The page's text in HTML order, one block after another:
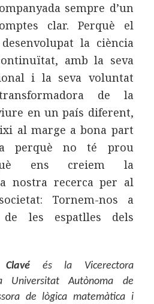
sempre d’un
clar. Perquè el
la ciència
amb la seva
i la seva voluntat
de la
en un país diferent,
al marge a bona part
perquè no té prou
ens creiem la
nostra recerca per al
Tornem-nos a
les espatlles dels
és la Vicerectora
Universitat Autònoma de
de lògica matemàtica i